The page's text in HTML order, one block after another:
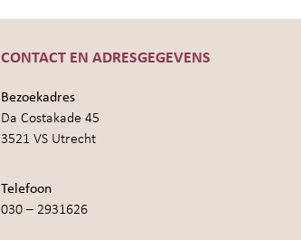
CONTACT EN ADRESGEGEVENS
Bezoekadres
Da Costakade 45
3521 VS Utrecht
Telefoon
030 – 2931626